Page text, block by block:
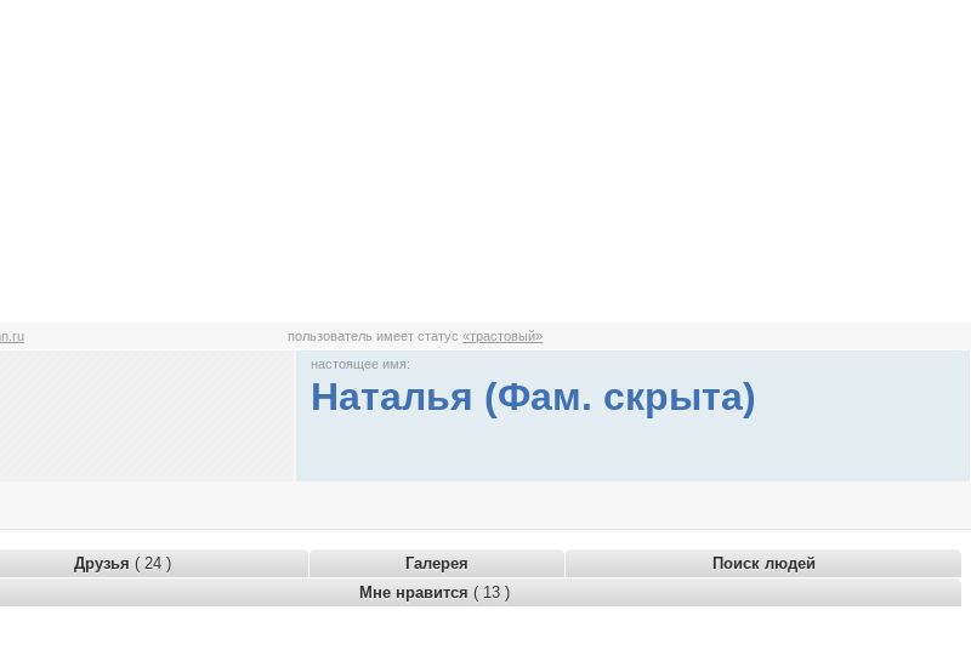
пользователь имеет статус«трастовый»
настоящее имя:
Наталья (Фам. скрыта)
Друзья ( 24 ) Галерея
Поиск людей
Мне нравится ( 13 )